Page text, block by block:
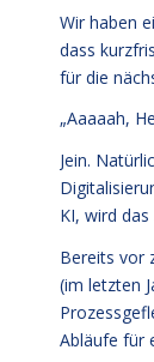
Wir haben
dass
für die
„Aaaaah,
Jein.
KI, wird
Bereits vor
(im letzten
Abläufe für